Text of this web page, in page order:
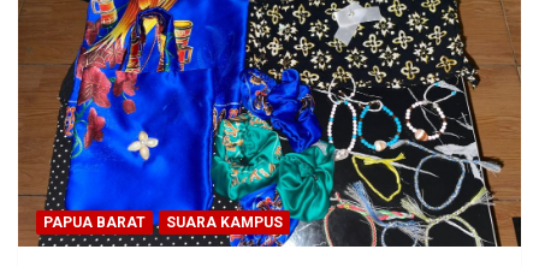
PAPUA BARAT SUARA KAMPUS